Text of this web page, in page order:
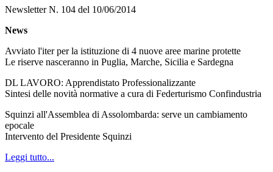
Newsletter N. 104 del 10/06/2014
News
Avviato l'iter per la istituzione di 4 nuove aree marine protette
Le riserve nasceranno in Puglia, Marche, Sicilia e Sardegna
DL LAVORO: Apprendistato Professionalizzante
Sintesi delle novità normative a cura di Federturismo Confindustria
Squinzi all'Assemblea di Assolombarda: serve un cambiamento
epocale
Intervento del Presidente Squinzi
Leggi tutto...